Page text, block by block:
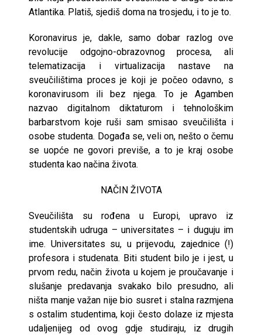
Atlantika. Platiš, sjediš doma na trosjedu, i to je to.
Koronavirus je, dakle, samo dobar razlog ove
revolucije odgojno-obrazovnog procesa, ali
telematizacija i virtualizacija nastave na
sveučilištima proces je koji je počeo odavno, s
koronavirusom ili bez njega. To je Agamben
nazvao digitalnom diktaturom i tehnološkim
barbarstvom koje ruši sam smisao sveučilišta i
osobe studenta. Događa se, veli on, nešto o čemu
se uopće ne govori previše, a to je kraj osobe
studenta kao načina života.
NAČIN ŽIVOTA
Sveučilišta su rođena u Europi, upravo iz
studentskih udruga – universitates – i duguju im
ime. Universitates su, u prijevodu, zajednice (!)
profesora i studenata. Biti student bilo je i jest, u
prvom redu, način života u kojem je proučavanje i
slušanje predavanja svakako bilo presudno, ali
ništa manje važan nije bio susret i stalna razmjena
s ostalim studentima, koji često dolaze iz mjesta
udaljenijeg od ovog gdje studiraju, iz drugih